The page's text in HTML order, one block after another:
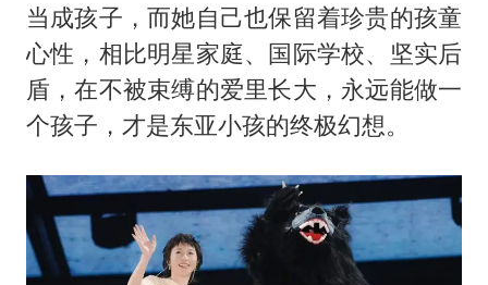
当成孩子，而她自己也保留着珍贵的孩童
心性，相比明星家庭、国际学校、坚实后
盾，在不被束缚的爱里长大，永远能做一
个孩子，才是东亚小孩的终极幻想。